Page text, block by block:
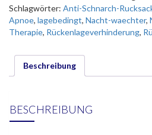
aufblasbarem
Rückenkissen
Menge
Schlagwörter: Anti-Schnarch-
Apnoe, lagebedingt, Nacht-waechter,
Therapie, Rückenlageverhinderung,
Beschreibung
BESCHREIBUNG